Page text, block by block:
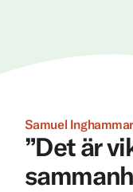
Samuel
”Det är